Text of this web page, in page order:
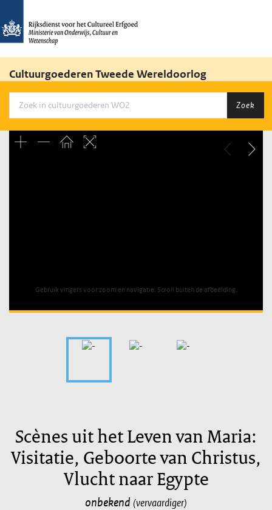
Cultuurgoederen Tweede Wereldoorlog
Zoek
Gebruik vingers voor zoom en navigatie. Scroll buiten de afbeelding.
Scènes uit het Leven van Maria:
Visitatie, Geboorte van Christus,
Vlucht naar Egypte
onbekend (vervaardiger)